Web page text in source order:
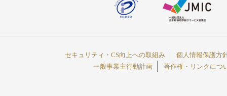
セキュリティ・CS向上への取組み
個人情報保護方
一般事業主行動計画
著作権・リンクにつ